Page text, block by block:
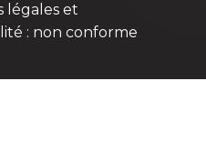
légales et
: non conforme